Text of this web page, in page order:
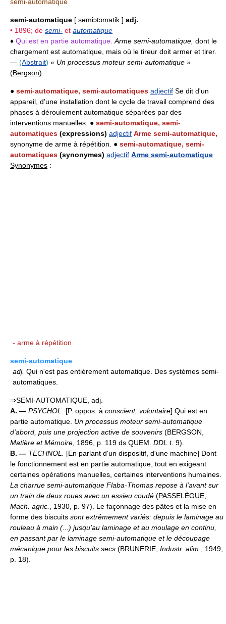
semi-automatique [ səmiɔtɔmatik ] adj.
• 1896; de semi- et automatique
♦ Qui est en partie automatique. Arme semi-automatique, dont le
chargement est automatique, mais où le tireur doit armer et tirer.
— (Abstrait) « Un processus moteur semi-automatique »
(Bergson)
● semi-automatique, semi-automatiques adjectif Se dit d'un
appareil, d'une installation dont le cycle de travail comprend des
phases à déroulement automatique séparées par des
interventions manuelles. ● semi-automatique, semi-
automatiques (expressions) adjectif Arme semi-automatique,
synonyme de arme à répétition. ● semi-automatique, semi-
automatiques (synonymes) adjectif Arme semi-automatique
Synonymes :
- arme à répétition
semi-automatique
adj. Qui n'est pas entièrement automatique. Des systèmes semi-
automatiques.
⇒SEMI-AUTOMATIQUE, adj.
A. — PSYCHOL. [P. oppos. à conscient, volontaire] Qui est en
partie automatique. Un processus moteur semi-automatique
d'abord, puis une projection active de souvenirs (BERGSON,
Matière et Mémoire , 1896, p. 119 ds QUEM. DDL t. 9).
B. — TECHNOL. [En parlant d'un dispositif, d'une machine] Dont
le fonctionnement est en partie automatique, tout en exigeant
certaines opérations manuelles, certaines interventions humaines.
La charrue semi-automatique Flaba-Thomas repose à l'avant sur
un train de deux roues avec un essieu coudé (PASSELÈGUE,
Mach. agric.
, 1930, p. 97). Le façonnage des pâtes et la mise en
forme des biscuits sont extrêmement variés: depuis le laminage au
rouleau à main (...) jusqu'au laminage et au moulage en continu,
en passant par le laminage semi-automatique et le découpage
mécanique pour les biscuits secs (BRUNERIE, Industr. alim.
, 1949,
p. 18).